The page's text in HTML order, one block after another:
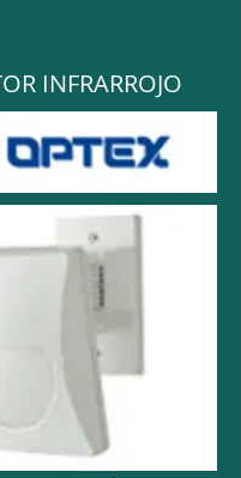
INFRARROJO